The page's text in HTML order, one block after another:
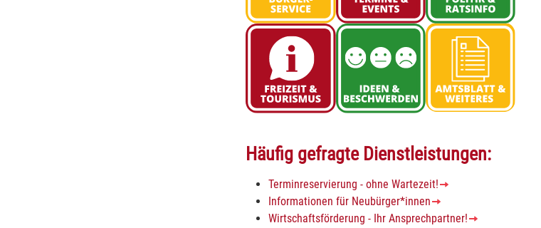
Häufig gefragte Dienstleistungen:
Terminreservierung - ohne Wartezeit!
Informationen für Neubürger*innen
Wirtschaftsförderung - Ihr Ansprechpartner!